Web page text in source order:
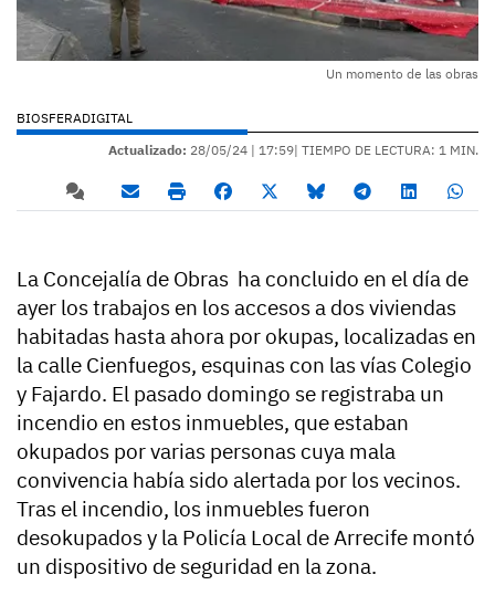
Un momento de las obras
BIOSFERADIGITAL
Actualizado: 28/05/24 | 17:59| TIEMPO DE LECTURA: 1 MIN.
La Concejalía de Obras ha concluido en el día de
ayer los trabajos en los accesos a dos viviendas
habitadas hasta ahora por okupas, localizadas en
la calle Cienfuegos, esquinas con las vías Colegio
y Fajardo. El pasado domingo se registraba un
incendio en estos inmuebles, que estaban
okupados por varias personas cuya mala
convivencia había sido alertada por los vecinos.
Tras el incendio, los inmuebles fueron
desokupados y la Policía Local de Arrecife montó
un dispositivo de seguridad en la zona.